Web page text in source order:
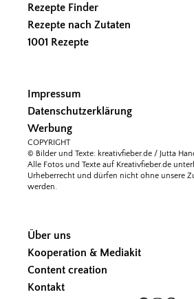
Rezepte Finder
Rezepte nach Zutaten
1001 Rezepte
Impressum
Datenschutzerklärung
Werbung
COPYRIGHT
© Bilder und Texte: kreativfieber.de / Jutta
Alle Fotos und Texte auf Kreativfieber.de
Urheberrecht und dürfen nicht ohne unsere
werden.
Über uns
Kooperation & Mediakit
Content creation
Kontakt